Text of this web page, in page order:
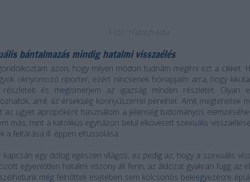
Fotó: Halasmédia
bántalmazás mindig hatalmi visszaélés
azon, hogy milyen módon tudnám megírni ezt a cikket.
oknyomozó riporter, ezért nincsenek hónapjaim arra, hogy
és megismerjem az igazság minden részletét. Olyan
amit az érsekség könnyűszerrel perelhet. Amit megtehetek
az ügyet apropóként használom a jelenség tudományos
más, mint a katolikus egyházon belül elkövetett szexuális
a feltárása ill. éppen eltussolása.
kapcsán egy dolog egészen világos, ez pedig az, hogy a szexuális
egyenlőtlen hatalmi viszony áll fenn, az áldozat gyakran függ az
még felnőttek esetében sem kölcsönös beleegyezésre